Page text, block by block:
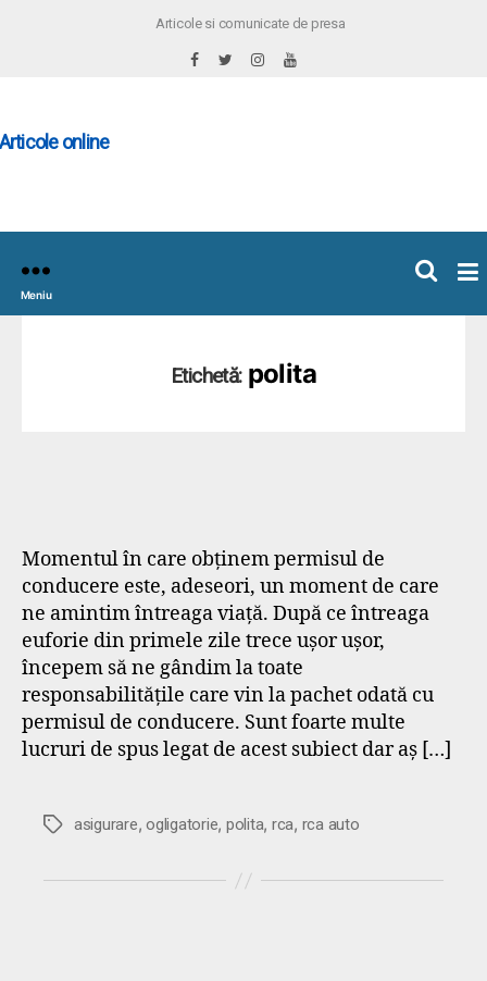
Articole si comunicate de presa
Meniu
Etichetă: polita
Momentul în care obținem permisul de
conducere este, adeseori, un moment de care
ne amintim întreaga viață. După ce întreaga
euforie din primele zile trece ușor ușor,
începem să ne gândim la toate
responsabilitățile care vin la pachet odată cu
permisul de conducere. Sunt foarte multe
lucruri de spus legat de acest subiect dar aș […]
Eticheteasigurare,ogligatorie, polita, rca, rca auto